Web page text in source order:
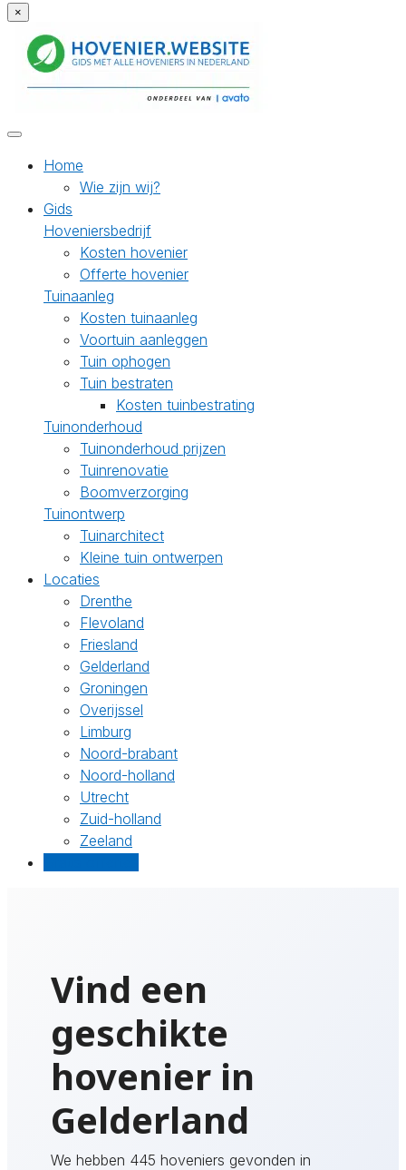
×
Home
Wie zijn wij?
Gids
Hoveniersbedrijf
Kosten hovenier
Offerte hovenier
Tuinaanleg
Kosten tuinaanleg
Voortuin aanleggen
Tuin ophogen
Tuin bestraten
Kosten tuinbestrating
Tuinonderhoud
Tuinonderhoud prijzen
Tuinrenovatie
Boomverzorging
Tuinontwerp
Tuinarchitect
Kleine tuin ontwerpen
Locaties
Drenthe
Flevoland
Friesland
Gelderland
Groningen
Overijssel
Limburg
Noord-brabant
Noord-holland
Utrecht
Zuid-holland
Zeeland
Vind een
geschikte
hovenier in
Gelderland
We hebben 445 hoveniers gevonden in